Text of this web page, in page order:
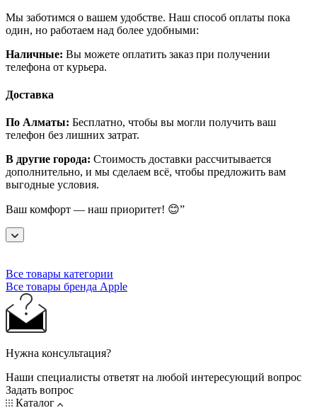
Мы заботимся о вашем удобстве. Наш способ оплаты пока
один, но работаем над более удобными:
Наличные: Вы можете оплатить заказ при получении
телефона от курьера.
Доставка
По Алматы: Бесплатно, чтобы вы могли получить ваш
телефон без лишних затрат.
В другие города: Стоимость доставки рассчитывается
дополнительно, и мы сделаем всё, чтобы предложить вам
выгодные условия.
Ваш комфорт — наш приоритет! 😊”
Все товары категории
Все товары бренда Apple
Нужна консультация?
Наши специалисты ответят на любой интересующий вопрос
Задать вопрос
Каталог